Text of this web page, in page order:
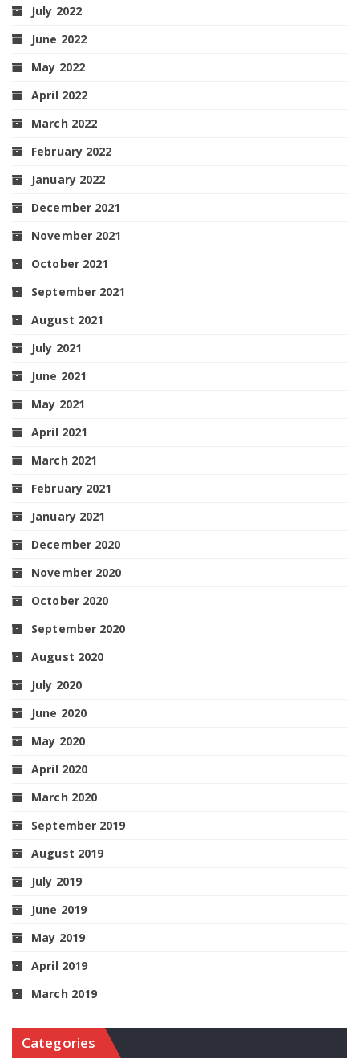
July 2022
June 2022
May 2022
April 2022
March 2022
February 2022
January 2022
December 2021
November 2021
October 2021
September 2021
August 2021
July 2021
June 2021
May 2021
April 2021
March 2021
February 2021
January 2021
December 2020
November 2020
October 2020
September 2020
August 2020
July 2020
June 2020
May 2020
April 2020
March 2020
September 2019
August 2019
July 2019
June 2019
May 2019
April 2019
March 2019
Categories